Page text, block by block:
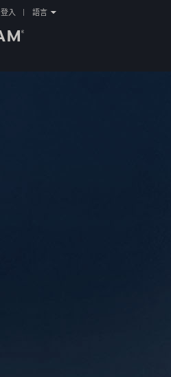
登入 語言